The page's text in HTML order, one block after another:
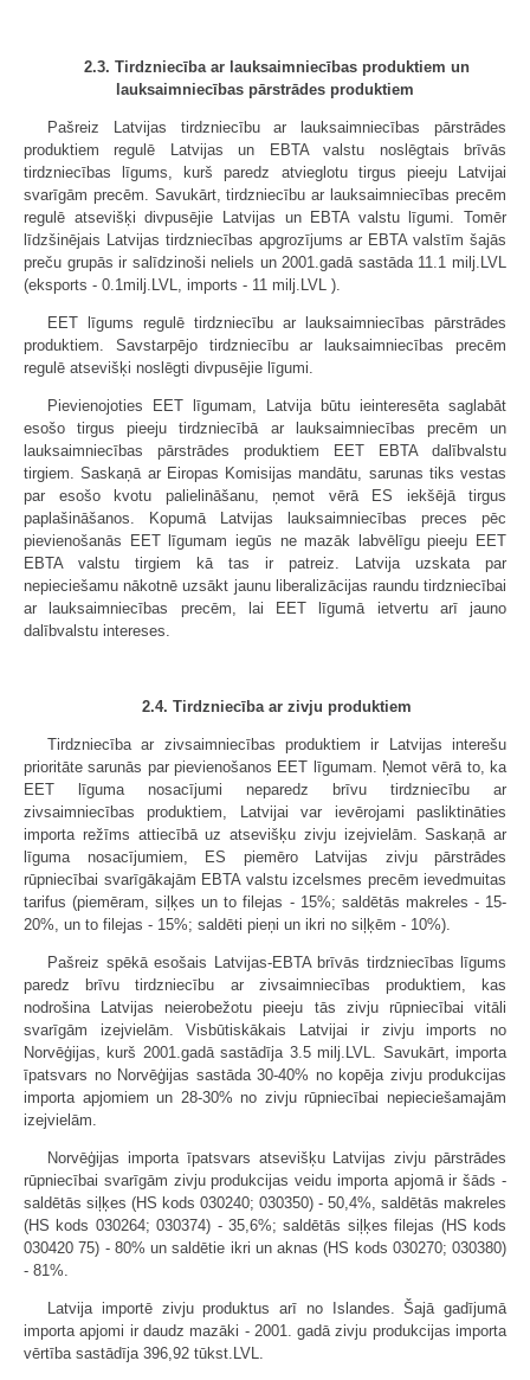
2.3. Tirdzniecība ar lauksaimniecības produktiem un
lauksaimniecības pārstrādes produktiem
Pašreiz Latvijas tirdzniecību ar lauksaimniecības pārstrādes
produktiem regulē Latvijas un EBTA valstu noslēgtais brīvās
tirdzniecības līgums, kurš paredz atvieglotu tirgus pieeju Latvijai
svarīgām precēm. Savukārt, tirdzniecību ar lauksaimniecības precēm
regulē atsevišķi divpusējie Latvijas un EBTA valstu līgumi. Tomēr
līdzšinējais Latvijas tirdzniecības apgrozījums ar EBTA valstīm šajās
preču grupās ir salīdzinoši neliels un 2001.gadā sastāda 11.1 milj.LVL
(eksports - 0.1milj.LVL, imports - 11 milj.LVL ).
EET līgums regulē tirdzniecību ar lauksaimniecības pārstrādes
produktiem. Savstarpējo tirdzniecību ar lauksaimniecības precēm
regulē atsevišķi noslēgti divpusējie līgumi.
Pievienojoties EET līgumam, Latvija būtu ieinteresēta saglabāt
esošo tirgus pieeju tirdzniecībā ar lauksaimniecības precēm un
lauksaimniecības pārstrādes produktiem EET EBTA dalībvalstu
tirgiem. Saskaņā ar Eiropas Komisijas mandātu, sarunas tiks vestas
par esošo kvotu palielināšanu, ņemot vērā ES iekšējā tirgus
paplašināšanos. Kopumā Latvijas lauksaimniecības preces pēc
pievienošanās EET līgumam iegūs ne mazāk labvēlīgu pieeju EET
EBTA valstu tirgiem kā tas ir patreiz. Latvija uzskata par
nepieciešamu nākotnē uzsākt jaunu liberalizācijas raundu tirdzniecībai
ar lauksaimniecības precēm, lai EET līgumā ietvertu arī jauno
dalībvalstu intereses.
2.4. Tirdzniecība ar zivju produktiem
Tirdzniecība ar zivsaimniecības produktiem ir Latvijas interešu
prioritāte sarunās par pievienošanos EET līgumam. Ņemot vērā to, ka
EET līguma nosacījumi neparedz brīvu tirdzniecību ar
zivsaimniecības produktiem, Latvijai var ievērojami pasliktināties
importa režīms attiecībā uz atsevišķu zivju izejvielām. Saskaņā ar
līguma nosacījumiem, ES piemēro Latvijas zivju pārstrādes
rūpniecībai svarīgākajām EBTA valstu izcelsmes precēm ievedmuitas
tarifus (piemēram, siļķes un to filejas - 15%; saldētās makreles - 15-
20%, un to filejas - 15%; saldēti pieņi un ikri no siļķēm - 10%).
Pašreiz spēkā esošais Latvijas-EBTA brīvās tirdzniecības līgums
paredz brīvu tirdzniecību ar zivsaimniecības produktiem, kas
nodrošina Latvijas neierobežotu pieeju tās zivju rūpniecībai vitāli
svarīgām izejvielām. Visbūtiskākais Latvijai ir zivju imports no
Norvēģijas, kurš 2001.gadā sastādīja 3.5 milj.LVL. Savukārt, importa
īpatsvars no Norvēģijas sastāda 30-40% no kopēja zivju produkcijas
importa apjomiem un 28-30% no zivju rūpniecībai nepieciešamajām
izejvielām.
Norvēģijas importa īpatsvars atsevišķu Latvijas zivju pārstrādes
rūpniecībai svarīgām zivju produkcijas veidu importa apjomā ir šāds -
saldētās siļķes (HS kods 030240; 030350) - 50,4%, saldētās makreles
(HS kods 030264; 030374) - 35,6%; saldētās siļķes filejas (HS kods
030420 75) - 80% un saldētie ikri un aknas (HS kods 030270; 030380)
- 81%.
Latvija importē zivju produktus arī no Islandes. Šajā gadījumā
importa apjomi ir daudz mazāki - 2001. gadā zivju produkcijas importa
vērtība sastādīja 396,92 tūkst.LVL.